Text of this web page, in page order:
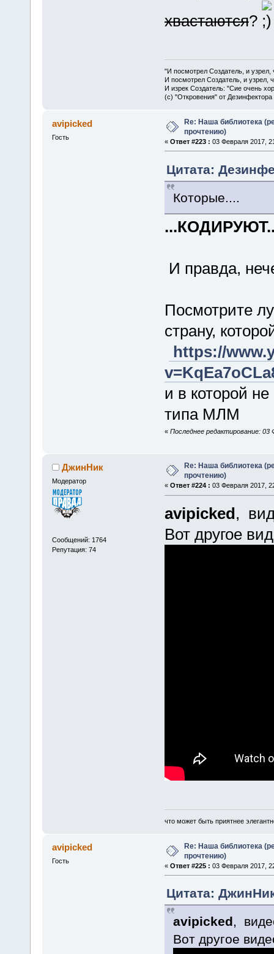
хвастаются?
"И посмотрел Создатель, и
И посмотрел Создатель, и узрел,
И изрек Создатель: "Сие очень
(с) "Откровения" от Дезинфектора
avipicked
Гость
Re: Наша библиотека
прочтению)
« Ответ #223 : 03 Февраля 2017,
Цитата:
Которые....
И правда,
Посмотрите
страну,
https://
и в которой
типа МЛМ
« Последнее редактирование: 03
ДжинНик
Модератор
Сообщений: 1764
Репутация: 74
Re: Наша библиотека
прочтению)
« Ответ #224 : 03 Февраля 2017,
avipicked,
Вот другое
что может быть приятнее
avipicked
Гость
Re: Наша библиотека
прочтению)
« Ответ #225 : 03 Февраля 2017,
Цитата:
avipicked,
Вот другое